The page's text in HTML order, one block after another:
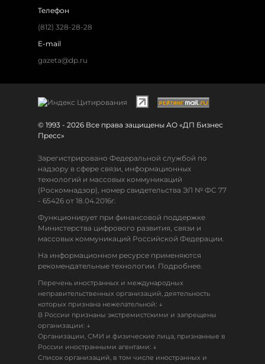
Телефон
(812) 328-28-28
E-mail
gazeta@dp.ru
© 1993 - 2026 Все права защищены АО «ДП Бизнес
Пресс»
Зарегистрировано Федеральной службой по
надзору в сфере связи, информационных
технологий и массовых коммуникаций
(Роскомнадзор), номер свидетельства ЭЛ № ФС 77
- 65426 от 18.04.2016г.
Функционирует при финансовой поддержке
Министерства цифрового развития, связи и
массовых коммуникаций Российской Федерации.
На информационном ресурсе применяются
рекомендательные технологии. Подробнее.
Перечень иностранных и международных
неправительственных организаций, деятельность
которых признана нежелательной: ↓
В России признаны экстремистскими и запрещены
организации: ↓
Организации, СМИ и физические лица, признанные в
России иностранными агентами: ↓
Список организаций, в том числе иностранных и